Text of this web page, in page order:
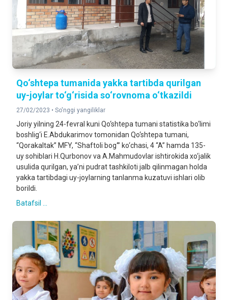
Qo‘shtepa tumanida yakka tartibda qurilgan
uy-joylar to‘g‘risida so‘rovnoma o‘tkazildi
27/02/2023 • So'nggi yangiliklar
Joriy yilning 24-fevral kuni Qo‘shtepa tumani statistika bo‘limi
boshlig‘i E.Abdukarimov tomonidan Qo‘shtepa tumani,
“Qorakaltak” MFY, “Shaftoli bog‘” ko‘chasi, 4 “A” hamda 135-
uy sohiblari H.Qurbonov va A.Mahmudovlar ishtirokida xo‘jalik
usulida qurilgan, ya’ni pudrat tashkiloti jalb qilinmagan holda
yakka tartibdagi uy-joylarning tanlanma kuzatuvi ishlari olib
borildi.
Batafsil ...